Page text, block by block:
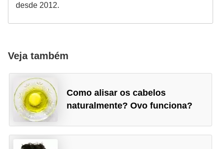
desde 2012.
Veja também
Como alisar os cabelos
naturalmente? Ovo funciona?